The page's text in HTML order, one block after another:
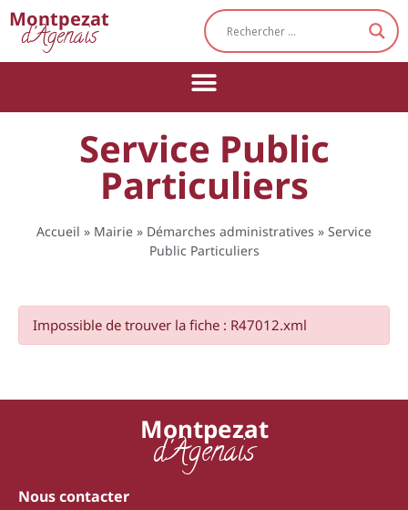
Montpezat
d'Agenais
Service Public
Particuliers
Accueil » Mairie » Démarches administratives » Service
Public Particuliers
Impossible de trouver la fiche : R47012.xml
Montpezat
d'Agenais
Nous contacter
Cookies management panel